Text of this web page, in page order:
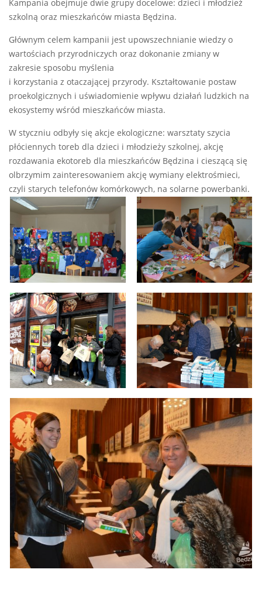
Kampania obejmuje dwie grupy docelowe: dzieci i młodzież
szkolną oraz mieszkańców miasta Będzina.
Głównym celem kampanii jest upowszechnianie wiedzy o
wartościach przyrodniczych oraz dokonanie zmiany w
zakresie sposobu myślenia
i korzystania z otaczającej przyrody. Kształtowanie postaw
proekolgicznych i uświadomienie wpływu działań ludzkich na
ekosystemy wśród mieszkańców miasta.
W styczniu odbyły się akcje ekologiczne: warsztaty szycia
płóciennych toreb dla dzieci i młodzieży szkolnej, akcję
rozdawania ekotoreb dla mieszkańców Będzina i cieszącą się
olbrzymim zainteresowaniem akcję wymiany elektrośmieci,
czyli starych telefonów komórkowych, na solarne powerbanki.